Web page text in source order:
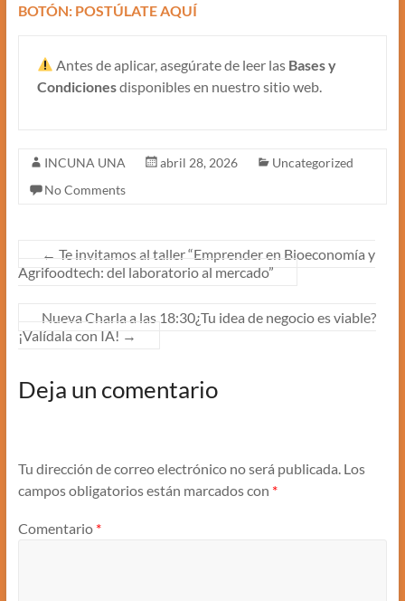
BOTÓN: POSTÚLATE AQUÍ
Antes de aplicar, asegúrate de leer las Bases y
Condicionesdisponibles en nuestro sitio web.
INCUNA UNA abril 28, 2026
Uncategorized
No Comments
← Te invitamos al taller “Emprender en Bioeconomía y
Agrifoodtech: del laboratorio al mercado”
Nueva Charla a las 18:30¿Tu idea de negocio es viable?
¡Valídala con IA! →
Deja un comentario
Tu dirección de correo electrónico no será publicada. Los
campos obligatorios están marcados con *
Comentario *